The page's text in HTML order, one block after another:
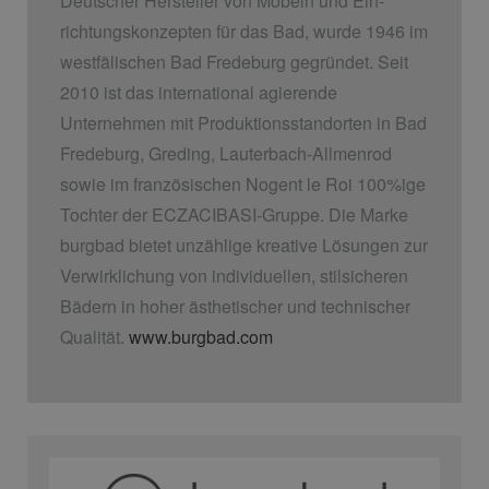
richtungskonzepten für das Bad, wurde 1946 im
westfälischen Bad Fredeburg gegründet. Seit
2010 ist das international agierende
Unternehmen mit Produktionsstandorten in Bad
Fredeburg, Greding, Lauterbach-Allmenrod
sowie im französischen Nogent le Roi 100%ige
Tochter der ECZACIBASI­-Gruppe. Die Marke
burgbad bietet unzählige kreative Lösungen zur
Verwirklichung von individuellen, stilsicheren
Bädern in hoher ästhetischer und technischer
Qualität. www.burgbad.com